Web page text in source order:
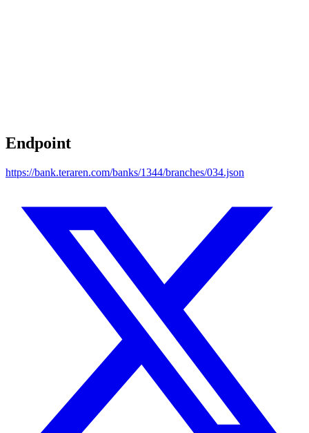
Endpoint
https://bank.teraren.com/banks/1344/branches/034.json